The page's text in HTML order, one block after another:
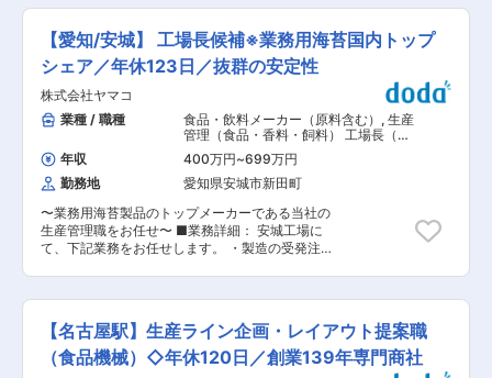
結します。 「静岡でしか味わえない鮮度」を支え
る、非常に責任が重く、かつ誇りの持てるポジシ
ョンです。 ■当社の展望： ・2019年11月に袋井
市に本社部門を移転致しました。工場の生産能力
の拡充、間接部門の連携強化を図ると共に、
「2030年に50店舗展開」への事業拡大を目指し
ています。レストランとしてのあるべき姿を追求
しつづけ、静岡県下での圧倒的な立ち位置を確立
すべく生産体制・品質管理・衛生管理の基準を維
持・発展を遂げて参ります。 ・本社機能のレベル
底上げも視野にした組織運営を行う予定ですの
で、活躍に応える評価制度やポストを用意できる
点も魅力の一つです。 ■地域の方々、働く従業員
て地域の為に次亜塩素酸水を工場で作製し、学校
や医療関係、老人ホーム等無料で配布を行いまし
業員の方にも今後長く働いていける環境づくりに
も積極的に取り組んでおります。 変更の範囲：会
社の定める業務
ただきます。具体的には、シフトごとに作業指示
や人員配置・調整を行い、生産計画に沿った進捗
管理や、他部署との連携を通じて安定した供給体
制を構築します。将来的には、管理業務全般をお
任せするキャリアパスもご用意しています。 ■業
務詳細 ・セントラルキッチンでの現場運営（作業
手順の確認・指示、品質・衛生管理） ・シフトご
との人員配置や出勤状況の確認、適切な調整 ・生
産計画の進捗管理、トラブル時の即時対応 ・他部
署（物流・購買・店舗部門等）との連携による業
務改善 ・スタッフへの業務指導や教育 ・記録管
理、報告書の作成 ・新規設備導入や業務効率化提
案 ■扱うサービス 「くら寿司」「無添蔵」「く
ら天然魚市場」など、当社ブランド各店舗向けの
食材・商品の製造供給 ■組織構成 製造部門は複
数の拠点とチームで構成されており、現場スタッ
する現場で、品質と安全性を守りながら、多店舗
展開を支えるやりがいを実感できます。業務改善
や新サービス提案にも積極的に挑戦可能です。 ■
【愛知/安城】 工場長候補※業務用海苔国内トップ
シェア／年休123日／抜群の安定性
株式会社ヤマコ
業種 / 職種
食品・飲料メーカー（原料含む） , 生産
管理（食品・香料・飼料） 工場長（食
品・香料・飼料）
年収 400万円~699万円
勤務地
愛知県安城市新田町
〜業務用海苔製品のトップメーカーである当社の
生産管理職をお任せ〜 ■業務詳細： 安城工場に
て、下記業務をお任せします。 ・製造の受発注管
トラブルに対する対応 また将来的に工場長として
のご活躍も期待しております。 ■この求人の魅
力： （1）キャリアアップが可能：将来的には管
理職として、マネジメントなど部門を牽引してい
ただくことを期待しています。 （2）ワークライ
【名古屋駅】生産ライン企画・レイアウト提案職
（食品機械）◇年休120日／創業139年専門商社